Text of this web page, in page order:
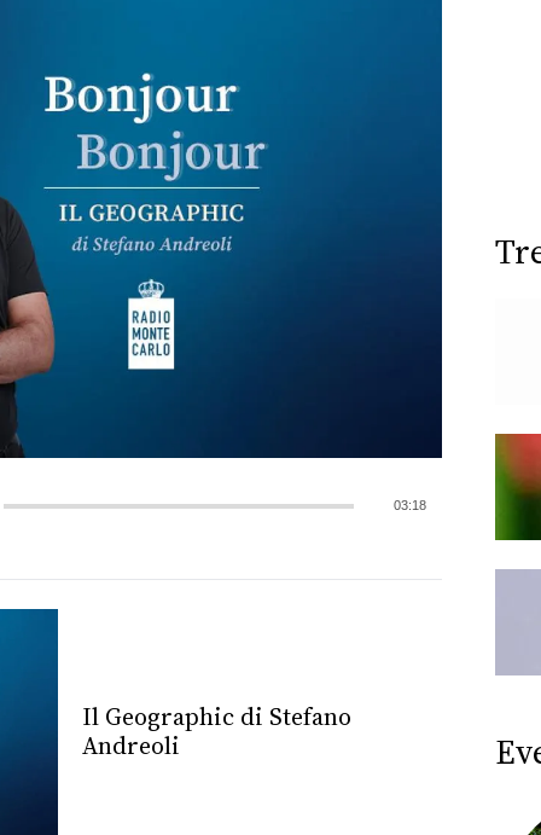
03:18
Il Geographic di Stefano
Andreoli